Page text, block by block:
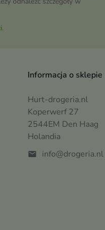
.
Informacja o sklepie
Hurt-drogeria.nl
Koperwerf 27
2544EM Den Haag
Holandia
mail info@drogeria.nl